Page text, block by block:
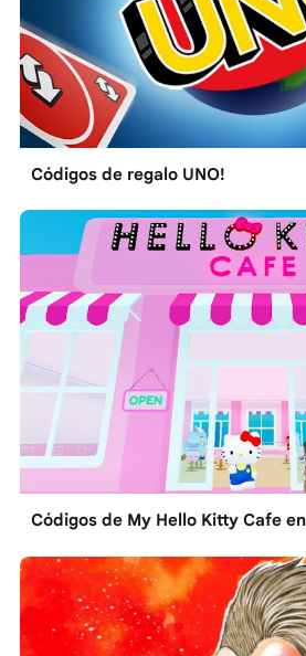
Códigos de regalo UNO!
Códigos de My Hello Kitty Cafe